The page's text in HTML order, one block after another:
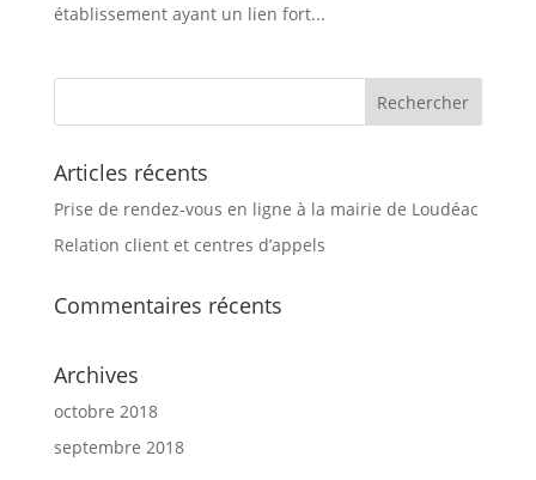
établissement ayant un lien fort...
Articles récents
Prise de rendez-vous en ligne à la mairie de Loudéac
Relation client et centres d’appels
Commentaires récents
Archives
octobre 2018
septembre 2018